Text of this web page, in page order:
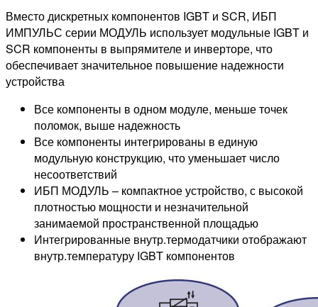
Вместо дискретных компонентов IGBT и SCR, ИБП
ИМПУЛЬС серии МОДУЛЬ использует модульные IGBT и
SCR компоненты в выпрямителе и инверторе, что
обеспечивает значительное повышение надежности
устройства
Все компоненты в одном модуле, меньше точек
поломок, выше надежность
Все компоненты интегрированы в единую
модульную конструкцию, что уменьшает число
несоответствий
ИБП МОДУЛЬ – компактное устройство, с высокой
плотностью мощности и незначительной
занимаемой пространственной площадью
Интегрированные внутр.термодатчики отображают
внутр.температуру IGBT компонентов